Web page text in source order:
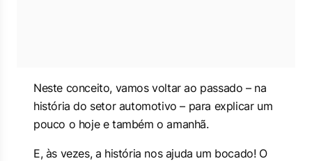
Neste conceito, vamos voltar ao passado – na
história do setor automotivo – para explicar um
pouco o hoje e também o amanhã.
E, às vezes, a história nos ajuda um bocado! O